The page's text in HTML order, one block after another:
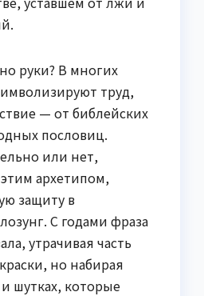
руки? В многих
труд,
— от библейских
пословиц.
или нет,
архетипом,
защиту в
С годами фраза
утрачивая часть
но набирая
шутках, которые